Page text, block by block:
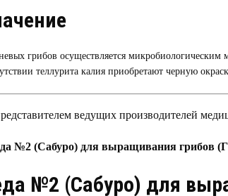
грибов осуществляется
теллурита калия приобретают черную
ведущих производителей
№2 (Сабуро) для выращивания грибов
№2 (Сабуро) для